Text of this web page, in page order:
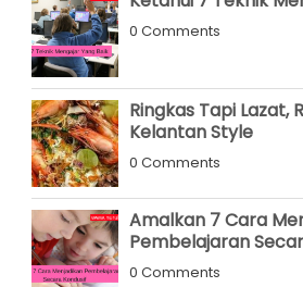
0 Comments
Ringkas Tapi Lazat,
Kelantan Style
0 Comments
Amalkan 7 Cara
Pembelajaran
0 Comments